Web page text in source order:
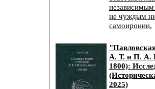
не чуждым
самоиронии.
А. Т. и П. А.
1800):
2025)